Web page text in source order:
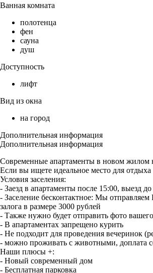
Ванная комната
полотенца
фен
сауна
душ
Доступность
лифт
Вид из окна
на город
Дополнительная информация
Дополнительная информация
Современные апартаменты в новом жилом
Если вы ищете идеальное место для
Условия заселения:
- Заезд в апартаменты после 15:00, выезд
- Заселение бесконтактное: Мы
залога в размере 3000 рублей
- Также нужно будет отправить фото
- В апартаментах запрещено курить
- Не подходит для проведения вечеринок
- можно проживать с животными, доплата
Наши плюсы +:
- Новый современный дом
- Бесплатная парковка